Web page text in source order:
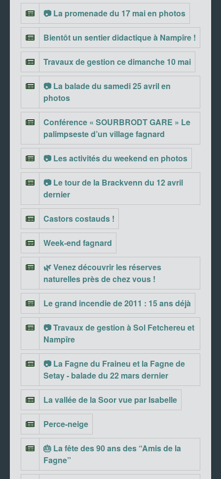
📷 La promenade du 17 mai en photos
Bientôt un sentier didactique à Nampîre !
Travaux de gestion ce dimanche 10 mai
📷 La balade du samedi 25 avril en
photos
Conférence « SOURBRODT GARE » Le
palimpseste d’un village fagnard
📷 Les activités du weekend en photos
📷 Le tour de la Brackvenn du 12 avril
dernier
Castors costauds !
Week-end fagnard
🌿 Venez découvrir les réserves
naturelles près de chez vous !
Le grand incendie de 2011 : 15 ans déjà
📷 Travaux de gestion à Sol Fetchereu et
Nampîre
📷 La Fagne du Fraineu et la Fagne de
Setay - balade du 22 mars dernier
La vallée de la Soor vue par Isabelle
Perce-neige
🎂 La fête des 90 ans des “Amis de la
Fagne”